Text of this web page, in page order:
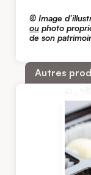
© Image
ou photo
de son
Autres